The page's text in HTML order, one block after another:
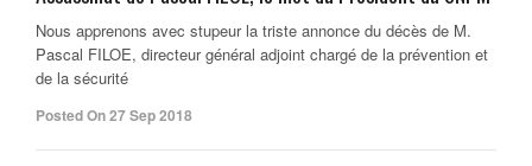
Nous apprenons avec stupeur la triste annonce du décès de M.
Pascal FILOE, directeur général adjoint chargé de la prévention et
de la sécurité
Posted On 27 Sep 2018